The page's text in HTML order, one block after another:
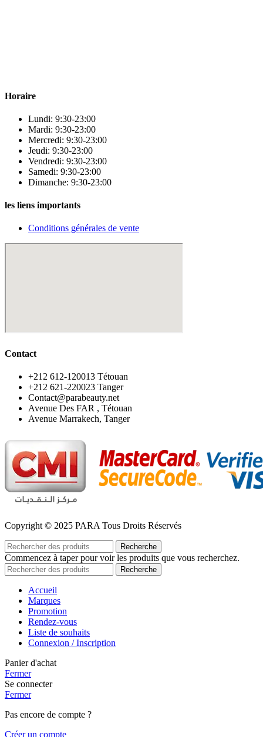
Horaire
Lundi: 9:30-23:00
Mardi: 9:30-23:00
Mercredi: 9:30-23:00
Jeudi: 9:30-23:00
Vendredi: 9:30-23:00
Samedi: 9:30-23:00
Dimanche: 9:30-23:00
les liens importants
Conditions générales de vente
Contact
‪+212 612-120013 Tétouan
‪+212 621-220023 Tanger
Contact@parabeauty.net
Avenue Des FAR , Tétouan
Avenue Marrakech, Tanger
Copyright © 2025 PARA Tous Droits Réservés
Recherche
Commencez à taper pour voir les produits que vous recherchez.
Recherche
Accueil
Marques
Promotion
Rendez-vous
Liste de souhaits
Connexion / Inscription
Panier d'achat
Fermer
Se connecter
Fermer
Pas encore de compte ?
Créer un compte